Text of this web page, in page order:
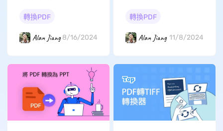
轉換PDF
Alan Jiang 8/16/2024
轉換PDF
Alan Jiang 11/8/2024